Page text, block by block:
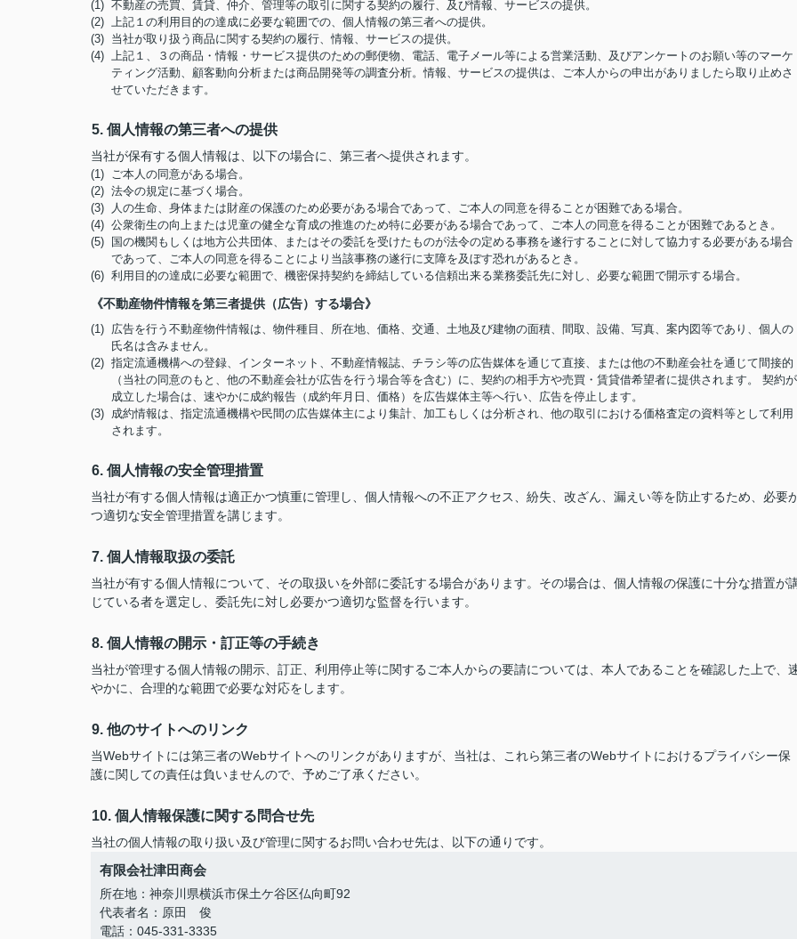
(1) 不動産の売買、賃貸、仲介、管理等の取引に関する契約の履行、及び情報、サービスの提供。
(2) 上記１の利用目的の達成に必要な範囲での、個人情報の第三者への提供。
(3) 当社が取り扱う商品に関する契約の履行、情報、サービスの提供。
(4) 上記１、３の商品・情報・サービス提供のための郵便物、電話、電子メール等による営業活動、及びアンケートのお願い等のマーケ
ティング活動、顧客動向分析または商品開発等の調査分析。情報、サービスの提供は、ご本人からの申出がありましたら取り止めさ
せていただきます。
5. 個人情報の第三者への提供
当社が保有する個人情報は、以下の場合に、第三者へ提供されます。
(1) ご本人の同意がある場合。
(2) 法令の規定に基づく場合。
(3) 人の生命、身体または財産の保護のため必要がある場合であって、ご本人の同意を得ることが困難である場合。
(4) 公衆衛生の向上または児童の健全な育成の推進のため特に必要がある場合であって、ご本人の同意を得ることが困難であるとき。
(5) 国の機関もしくは地方公共団体、またはその委託を受けたものが法令の定める事務を遂行することに対して協力する必要がある場合
であって、ご本人の同意を得ることにより当該事務の遂行に支障を及ぼす恐れがあるとき。
(6) 利用目的の達成に必要な範囲で、機密保持契約を締結している信頼出来る業務委託先に対し、必要な範囲で開示する場合。
《不動産物件情報を第三者提供（広告）する場合》
(1) 広告を行う不動産物件情報は、物件種目、所在地、価格、交通、土地及び建物の面積、間取、設備、写真、案内図等であり、個人の
氏名は含みません。
(2) 指定流通機構への登録、インターネット、不動産情報誌、チラシ等の広告媒体を通じて直接、または他の不動産会社を通じて間接的
（当社の同意のもと、他の不動産会社が広告を行う場合等を含む）に、契約の相手方や売買・賃貸借希望者に提供されます。 契約が
成立した場合は、速やかに成約報告（成約年月日、価格）を広告媒体主等へ行い、広告を停止します。
(3) 成約情報は、指定流通機構や民間の広告媒体主により集計、加工もしくは分析され、他の取引における価格査定の資料等として利用
されます。
6. 個人情報の安全管理措置
当社が有する個人情報は適正かつ慎重に管理し、個人情報への不正アクセス、紛失、改ざん、漏えい等を防止するため、必要
つ適切な安全管理措置を講じます。
7. 個人情報取扱の委託
当社が有する個人情報について、その取扱いを外部に委託する場合があります。その場合は、個人情報の保護に十分な措置が
じている者を選定し、委託先に対し必要かつ適切な監督を行います。
8. 個人情報の開示・訂正等の手続き
当社が管理する個人情報の開示、訂正、利用停止等に関するご本人からの要請については、本人であることを確認した上で、
やかに、合理的な範囲で必要な対応をします。
9. 他のサイトへのリンク
当Webサイトには第三者のWebサイトへのリンクがありますが、当社は、これら第三者のWebサイトにおけるプライバシー保
護に関しての責任は負いませんので、予めご了承ください。
10. 個人情報保護に関する問合せ先
当社の個人情報の取り扱い及び管理に関するお問い合わせ先は、以下の通りです。
有限会社津田商会
所在地：神奈川県横浜市保土ケ谷区仏向町92
代表者名：原田 俊
電話：045-331-3335